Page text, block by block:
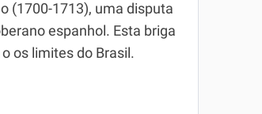
(1700-1713), uma disputa
espanhol. Esta briga
os limites do Brasil.